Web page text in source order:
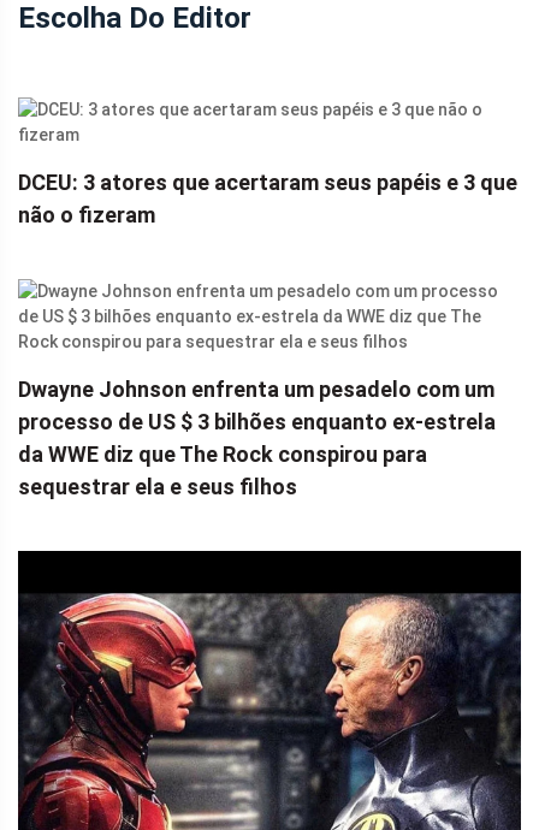
Escolha Do Editor
DCEU: 3 atores que acertaram seus papéis e 3 que
não o fizeram
Dwayne Johnson enfrenta um pesadelo com um
processo de US $ 3 bilhões enquanto ex-estrela
da WWE diz que The Rock conspirou para
sequestrar ela e seus filhos